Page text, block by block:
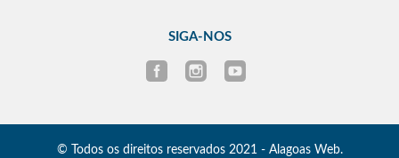
SIGA-NOS
© Todos os direitos reservados 2021 - Alagoas Web.